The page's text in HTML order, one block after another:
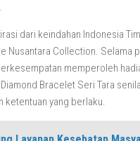
dari keindahan Indonesia
Nusantara Collection. Selama
memperoleh
Bracelet Seri Tara
ketentuan yang berlaku.